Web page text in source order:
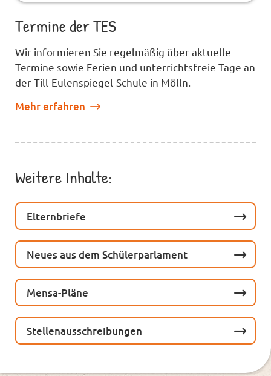
Termine der TES
Wir informieren Sie regelmäßig über aktuelle
Termine sowie Ferien und unterrichtsfreie Tage an
der Till-Eulenspiegel-Schule in Mölln.
Mehr erfahren
Weitere Inhalte:
Elternbriefe
Neues aus dem Schülerparlament
Mensa-Pläne
Stellenausschreibungen